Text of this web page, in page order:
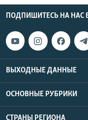
ПОДПИШИТЕСЬ НА НАС
ВЫХОДНЫЕ ДАННЫЕ
ОСНОВНЫЕ РУБРИКИ
СТРАНЫ РЕГИОНА